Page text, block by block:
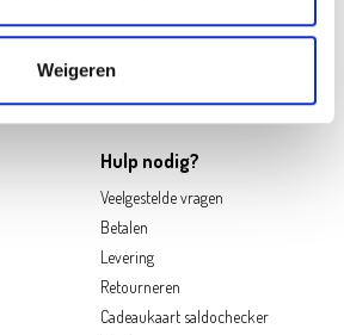
Weigeren
Pers & PR
Jobs
Hulp nodig?
Veelgestelde vragen
Betalen
Levering
Retourneren
Cadeaukaart saldochecker